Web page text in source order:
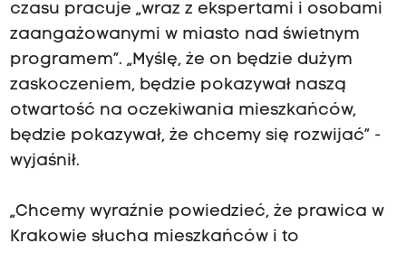
czasu pracuje „wraz z ekspertami i osobami
zaangażowanymi w miasto nad świetnym
programem”. „Myślę, że on będzie dużym
zaskoczeniem, będzie pokazywał naszą
otwartość na oczekiwania mieszkańców,
będzie pokazywał, że chcemy się rozwijać” -
wyjaśnił.
„Chcemy wyraźnie powiedzieć, że prawica w
Krakowie słucha mieszkańców i to